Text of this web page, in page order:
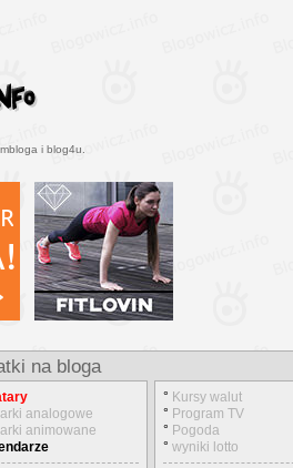
i blog4u.
na bloga
analogowe
animowane
° Kursy walut
° Program TV
° Pogoda
° wyniki lotto